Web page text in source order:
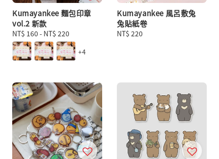
Kumayankee 麵包印章
vol.2 新款
Regular
price
NT$ 160 - NT$ 220
+4
Kumayankee 風呂敷兔
兔貼紙卷
Regular
NT$ 220